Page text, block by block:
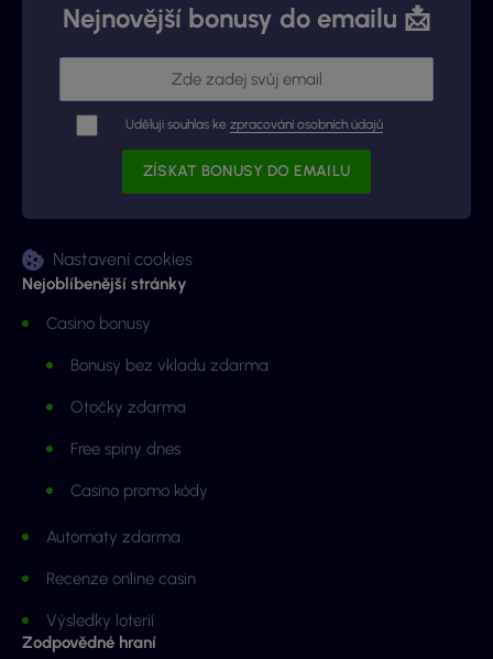
Nejnovější bonusy do emailu 📩
Uděluji souhlas ke zpracování osobních údajů
Nastavení cookies
Nejoblíbenější stránky
Casino bonusy
Bonusy bez vkladu zdarma
Otočky zdarma
Free spiny dnes
Casino promo kódy
Automaty zdarma
Recenze online casin
Výsledky loterií
Zodpovědné hraní